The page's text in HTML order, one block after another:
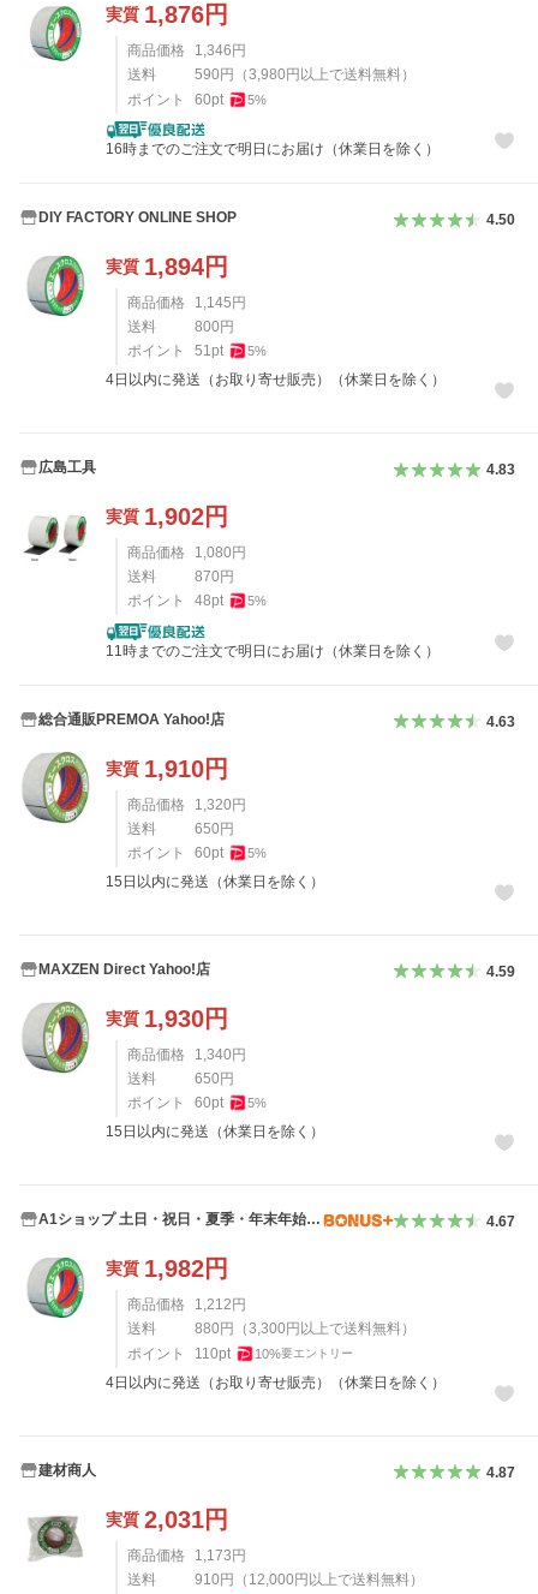
実質 1,876円
商品価格 1,346円
送料
590円 （3,980円以上で送料無料）
ポイント
60pt 5%
16時までのご注文で明日にお届け（休業日を除く）
DIY FACTORY ONLINE SHOP 4.50
実質 1,894円
商品価格 1,145 円
送料
800 円
ポイント
51pt 5%
4日以内に発送（お取り寄せ販売）（休業日を除く）
広島工具 4.83
実質 1,902円
商品価格 1,080 円
送料
870 円
ポイント
48pt 5%
11時までのご注文で明日にお届け（休業日を除く）
総合通販PREMOA Yahoo!店 4.63
実質 1,910円
商品価格 1,320円
送料
650円
ポイント
60pt 5%
15日以内に発送（休業日を除く）
MAXZEN Direct Yahoo!店 4.59
実質 1,930円
商品価格 1,340円
送料
650円
ポイント
60pt 5%
15日以内に発送（休業日を除く）
A1ショップ 土日・祝日・夏季・年末年始休
4.67
実質 1,982円
商品価格 1,212円
送料
880円 （3,300円以上で送料無料）
ポイント
110pt 10%要エントリー
4日以内に発送（お取り寄せ販売）（休業日を除く）
建材商人 4.87
実質 2,031円
商品価格 1,173円
送料
910円 （ 12,000円以上で送料無料）